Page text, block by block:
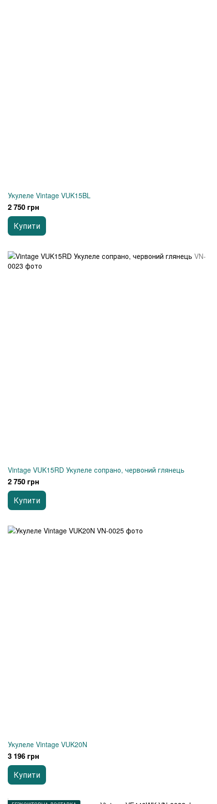
Укулеле Vintage VUK15BL
2 750 грн
Купити
Vintage VUK15RD Укулеле сопрано, червоний глянець
2 750 грн
Купити
Укулеле Vintage VUK20N
3 196 грн
Купити